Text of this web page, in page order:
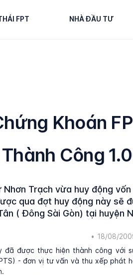
FPT NHÀ ĐẦU TƯ
Khoán
Công
Trạch vừa huy động
qua đợt huy động này sẽ
( Đông Sài Gòn) tại huyện
• 18/08/
đã được thực hiện thành công với
- đơn vị tư vấn và thu xếp phát